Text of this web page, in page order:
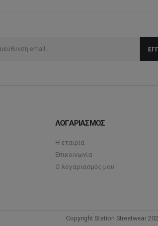
ΛΟΓΑΡΙΑΣΜΟΣ
Η εταιρία
Επικοινωνία
Ο λογαριασμός μου
Copyright Station Streetwear